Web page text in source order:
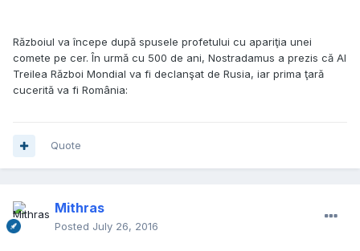
Războiul va începe după spusele profetului cu apariţia unei
comete pe cer. În urmă cu 500 de ani, Nostradamus a prezis că Al
Treilea Război Mondial va fi declanşat de Rusia, iar prima ţară
cucerită va fi România:
Quote
Mithras
Posted July 26, 2016